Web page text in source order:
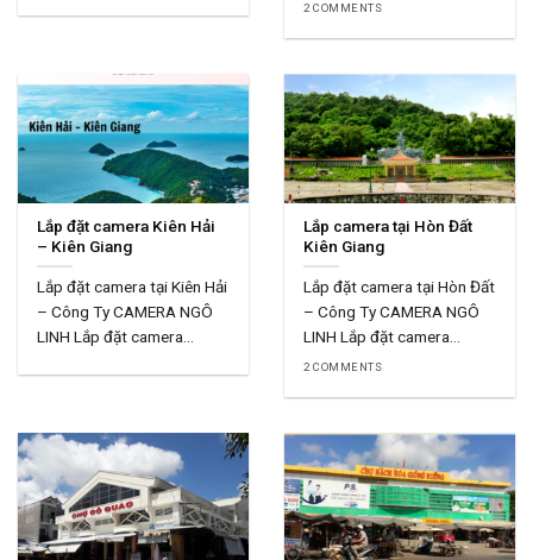
2 COMMENTS
Lắp đặt camera Kiên Hải
– Kiên Giang
Lắp đặt camera tại Kiên Hải
– Công Ty CAMERA NGÔ
LINH Lắp đặt camera...
Lắp camera tại Hòn Đất
Kiên Giang
Lắp đặt camera tại Hòn Đất
– Công Ty CAMERA NGÔ
LINH Lắp đặt camera...
2 COMMENTS